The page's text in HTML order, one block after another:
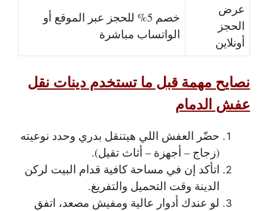
عرض
الحجز
أونلاين
خصم 5% للحجز عبر الموقع أو
الواتساب مباشرة
نصايح مهمة قبل ما تستخدم دينات نقل
عفش الدمام
حضّر العفش اللي هيتنقل بدري وحدد نوعيته
(زجاج – أجهزة – أثاث تقيل).
اتأكد إن في مساحة كافية قدام البيت لركن
الدينة وقت التحميل والتفريغ.
لو عندك أدوار عالية ومفيش مصعد، اتفق